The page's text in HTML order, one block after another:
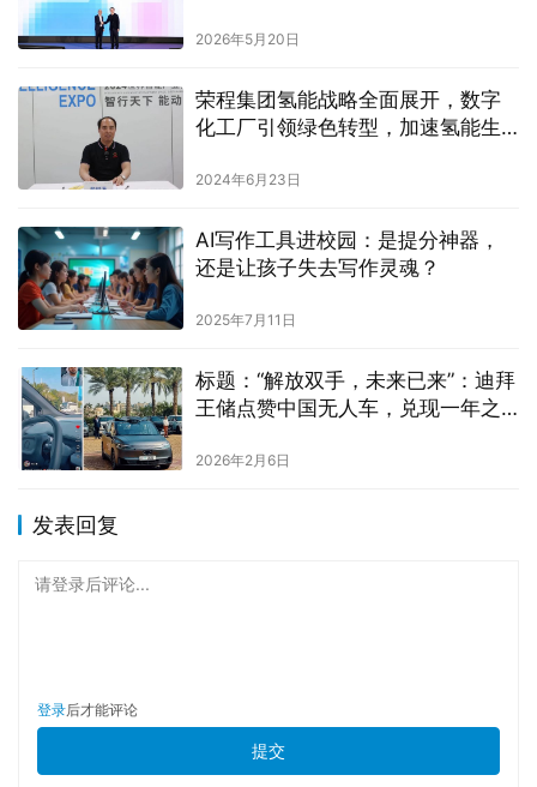
2026年5月20日
荣程集团氢能战略全面展开，数字
化工厂引领绿色转型，加速氢能生
2024年6月23日
AI写作工具进校园：是提分神器，
还是让孩子失去写作灵魂？
2025年7月11日
标题：“解放双手，未来已来”：迪拜
王储点赞中国无人车，兑现一年之
2026年2月6日
发表回复
请登录后评论...
登录后才能评论
提交